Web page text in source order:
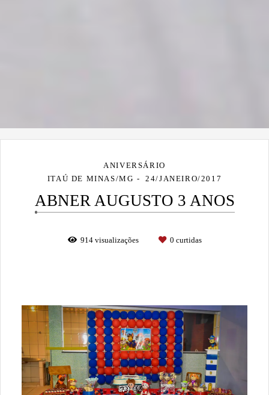
ANIVERSÁRIO
ITAÚ DE MINAS/MG
24/JANEIRO/2017
ABNER AUGUSTO 3 ANOS
914visualizações 0 curtidas